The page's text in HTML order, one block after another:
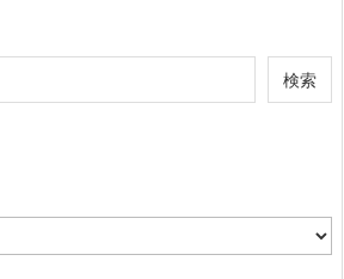
検索